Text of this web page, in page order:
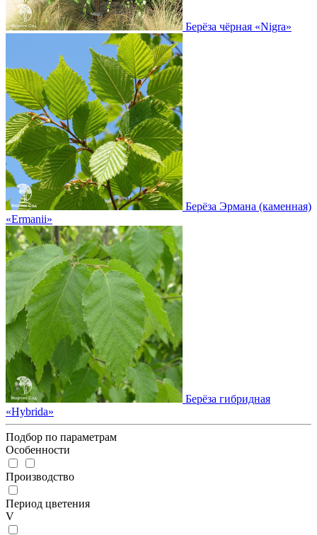
Берёза чёрная «Nigra»
Берёза Эрмана (каменная)
«Ermanii»
Берёза гибридная
«Hybrida»
Подбор по параметрам
Особенности
Производство
Период цветения
V